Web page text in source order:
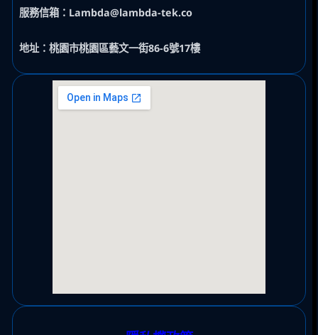
服務信箱：Lambda@lambda-tek.co
地址：桃園市桃園區藝文一街86-6號17樓